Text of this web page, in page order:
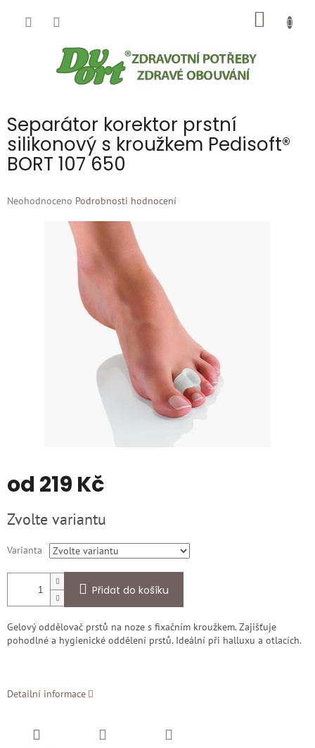
Separátor korektor prstní
silikonový s kroužkem Pedisoft®
BORT 107 650
Průměrné
Neohodnoceno Podrobnosti hodnocení
od 219 Kč
cena:
Zvolte variantu
Varianta
Přidat do košíku
Gelový oddělovač prstů na noze s fixačním kroužkem. Zajišťuje
pohodlné a hygienické oddělení prstů. Ideální při halluxu a otlacích.
Detailní informace